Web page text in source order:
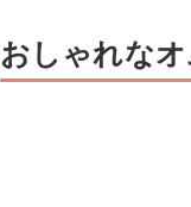
おしゃれな